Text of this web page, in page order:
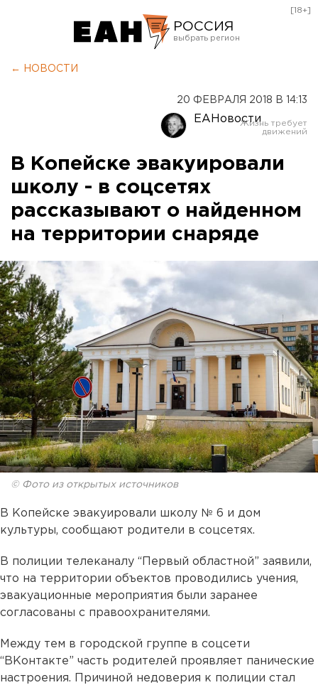
РОССИЯ
Оренбург
[18+]
← НОВОСТИ
20 ФЕВРАЛЯ 2018 В 14:13
ЕАНовости
В Копейске эвакуировали
школу - в соцсетях
рассказывают о найденном
на территории снаряде
© Фото из открытых источников
В Копейске эвакуировали школу № 6 и дом
культуры, сообщают родители в соцсетях.
В полиции телеканалу “Первый областной” заявили,
что на территории объектов проводились учения,
эвакуационные мероприятия были заранее
согласованы с правоохранителями.
Между тем в городской группе в соцсети
“ВКонтакте” часть родителей проявляет панические
настроения. Причиной недоверия к полиции стал